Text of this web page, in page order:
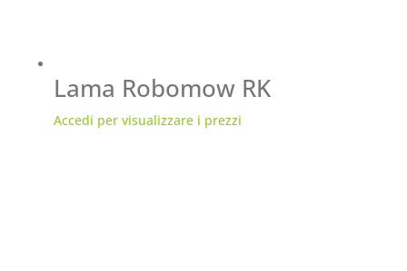
Lama Robomow RK
Accedi per visualizzare i prezzi